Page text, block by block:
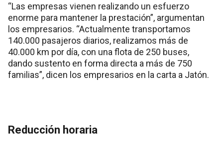
“Las empresas vienen realizando un esfuerzo
enorme para mantener la prestación”, argumentan
los empresarios. “Actualmente transportamos
140.000 pasajeros diarios, realizamos más de
40.000 km por día, con una flota de 250 buses,
dando sustento en forma directa a más de 750
familias”, dicen los empresarios en la carta a Jatón.
Reducción horaria